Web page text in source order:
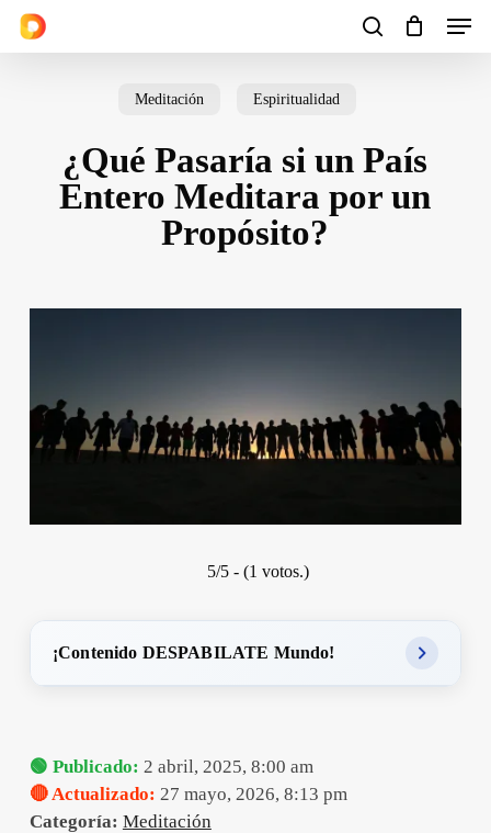
Skip
search
Menu
Cart Close
Meditación Espiritualidad
¿Qué Pasaría si un País
Entero Meditara por un
Propósito?
5/5 - (1 votos.)
¡Contenido DESPABILATE Mundo!
🟢 Publicado: 2 abril, 2025, 8:00 am
🔴 Actualizado: 27 mayo, 2026, 8:13 pm
Categoría: Meditación